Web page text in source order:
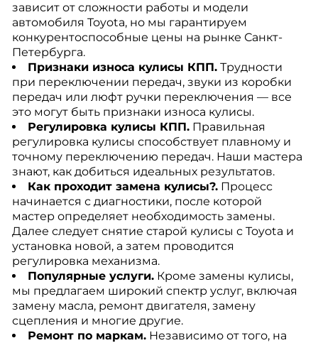
зависит от сложности работы и модели
автомобиля Toyota, но мы гарантируем
конкурентоспособные цены на рынке Санкт-
Петербурга.
Признаки износа кулисы КПП.Трудности
при переключении передач, звуки из коробки
передач или люфт ручки переключения — все
это могут быть признаки износа кулисы.
Регулировка кулисы КПП.Правильная
регулировка кулисы способствует плавному и
точному переключению передач. Наши мастера
знают, как добиться идеальных результатов.
Как проходит замена кулисы?.Процесс
начинается с диагностики, после которой
мастер определяет необходимость замены.
Далее следует снятие старой кулисы с Toyota и
установка новой, а затем проводится
регулировка механизма.
Популярные услуги.Кроме замены кулисы,
мы предлагаем широкий спектр услуг, включая
замену масла, ремонт двигателя, замену
сцепления и многие другие.
Ремонт по маркам.Независимо от того, на